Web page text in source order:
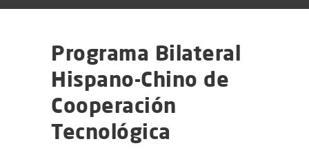
Programa Bilateral
Hispano-Chino de
Cooperación
Tecnológica